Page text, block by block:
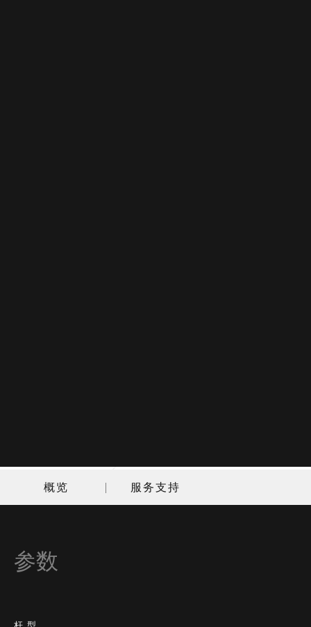
概览 服务支持
参数